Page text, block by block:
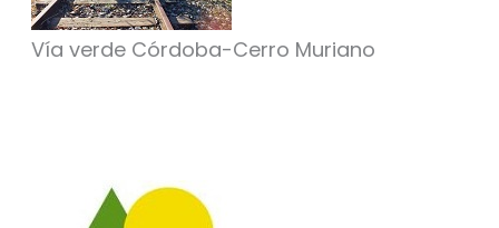
Vía verde Córdoba-Cerro Muriano